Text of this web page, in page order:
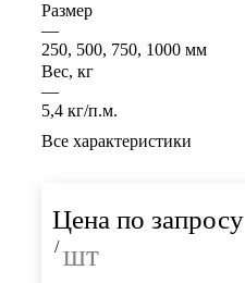
Размер
—
250, 500, 750, 1000 мм
Вес, кг
—
5,4 кг/п.м.
Все характеристики
Цена по запросу
/ шт